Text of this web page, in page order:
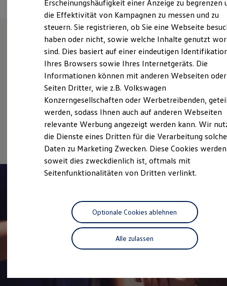
Garantie und Lebensdauer
Nachhaltigkeit
Technologie
Kosten und Kauf
Verbrauchskosten
Kaufoptionen
E-Auto-Förderung
Software und Konnektivität
ID. Software Versionen und Updates
Digitale Extras
Schnittstellen zu Ihrem ID.
Hybridautos
Marke und Erlebnis
Volkswagen R und R Experience
R-Modelle
Driving Experience
Volkswagen entdecken
Lifestyle Shop
T-Roc Kollektion
Golf Kollektion
ID. Kollektion
Volkswagen Kollektion
R-Kollektion
Unsere Leistungenim
Überblick
Service
Volkswagen Economy
Service
Erscheinungshäufigkeit einer Anzeige zu begrenzen
die Effektivität von Kampagnen zu messen und zu
steuern. Sie registrieren, ob Sie eine Webseite
haben oder nicht, sowie welche Inhalte genutzt
sind. Dies basiert auf einer eindeutigen
Ihres Browsers sowie Ihres Internetgeräts. Die
Informationen können mit anderen Webseiten oder
Seiten Dritter, wie z.B. Volkswagen
Konzerngesellschaften oder Werbetreibenden,
werden, sodass Ihnen auch auf anderen Webseiten
relevante Werbung angezeigt werden kann. Wir
die Dienste eines Dritten für die Verarbeitung
Daten zu Marketing Zwecken. Diese Cookies
soweit dies zweckdienlich ist, oftmals mit
Seitenfunktionalitäten von Dritten verlinkt.
Alle zulassen
Optionale Cookies ablehnen